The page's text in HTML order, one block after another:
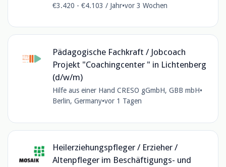
€3.420 - €4.103 / Jahr•vor 3 Wochen
Pädagogische Fachkraft / Jobcoach
Projekt "Coachingcenter " in Lichtenberg
(d/w/m)
Hilfe aus einer Hand CRESO gGmbH, GBB mbH•
Berlin, Germany•vor 1 Tagen
Heilerziehungspfleger / Erzieher /
Altenpfleger im Beschäftigungs- und